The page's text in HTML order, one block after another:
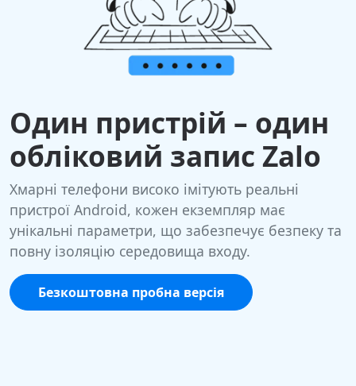
Один пристрій – один
обліковий запис Zalo
Хмарні телефони високо імітують реальні
пристрої Android, кожен екземпляр має
унікальні параметри, що забезпечує безпеку та
повну ізоляцію середовища входу.
Безкоштовна пробна версія